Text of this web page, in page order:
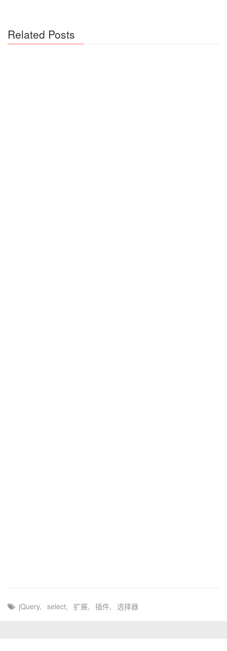
Related Posts
jQuery, select, 扩展, 插件, 选择器